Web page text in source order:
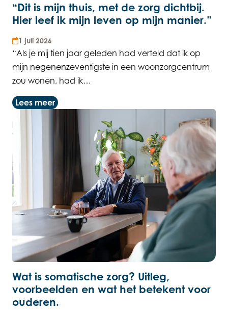
“Dit is mijn thuis, met de zorg dichtbij.
Hier leef ik mijn leven op mijn manier.”
1 juli 2026
“Als je mij tien jaar geleden had verteld dat ik op
mijn negenenzeventigste in een woonzorgcentrum
zou wonen, had ik…
Lees meer
Wat is somatische zorg? Uitleg,
voorbeelden en wat het betekent voor
ouderen.